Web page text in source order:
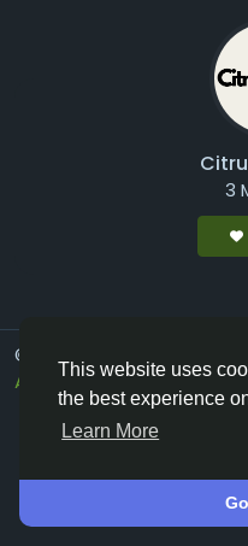
This website uses
the best experience
Learn More
3
© 2026 Vivos👋
About Termini e
Elenco